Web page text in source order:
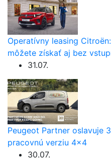
Operatívny leasing
môžete získať aj bez
31.07.
Peugeot Partner oslavuje
pracovnú verziu 4×4
30.07.